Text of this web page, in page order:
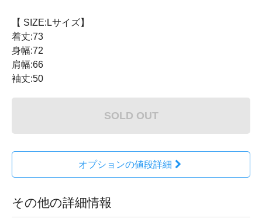
【 SIZE:Lサイズ】
着丈:73
身幅:72
肩幅:66
袖丈:50
SOLD OUT
オプションの値段詳細
その他の詳細情報